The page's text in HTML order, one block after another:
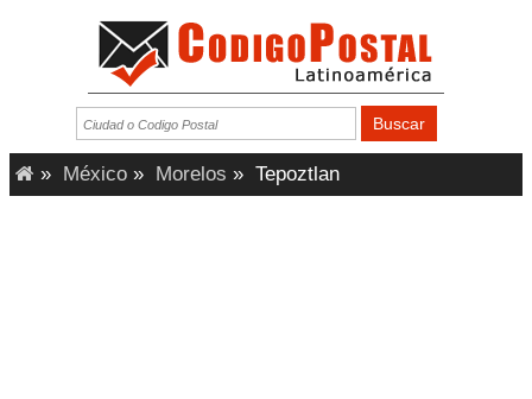
» México » Morelos » Tepoztlan